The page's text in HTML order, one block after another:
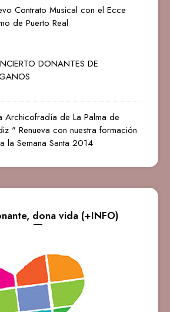
Contrato Musical con el Ecce
de Puerto Real
DONANTES DE
Archicofradía de La Palma de
" Renueva con nuestra formación
la Semana Santa 2014
dona vida (+INFO)